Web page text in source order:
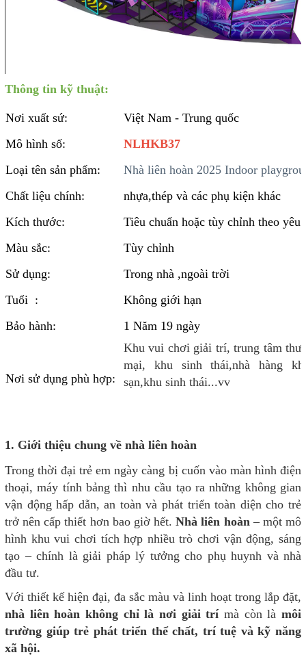
Thông tin kỹ thuật:
Nơi xuất sứ:
Việt Nam - Trung quốc
Mô hình số:
NLHKB37
Loại tên sản phẩm:
Nhà liên hoàn 2025 Indoor
Chất liệu chính:
nhựa,thép và các phụ kiện khác
Kích thước:
Tiêu chuẩn hoặc tùy chỉnh theo yêu
Màu sắc:
Tùy chỉnh
Sử dụng:
Trong nhà ,ngoài trời
Tuổi :
Không giới hạn
Bảo hành:
1 Năm 19 ngày
Nơi sử dụng phù hợp:
Khu vui chơi giải trí, trung tâm
mại, khu sinh thái,nhà hàng
sạn,khu sinh thái...vv
1. Giới thiệu chung về nhà liên hoàn
Trong thời đại trẻ em ngày càng bị cuốn vào màn hình điện
thoại, máy tính bảng thì nhu cầu tạo ra những không gian
vận động hấp dẫn, an toàn và phát triển toàn diện cho trẻ
trở nên cấp thiết hơn bao giờ hết.Nhà liên hoàn – một mô
hình khu vui chơi tích hợp nhiều trò chơi vận động, sáng
tạo – chính là giải pháp lý tưởng cho phụ huynh và nhà
đầu tư.
Với thiết kế hiện đại, đa sắc màu và linh hoạt trong lắp đặt,
nhà liên hoàn không chỉ là nơi giải trí mà còn làmôi
trường giúp trẻ phát triển thể chất, trí tuệ và kỹ năng
xã hội.